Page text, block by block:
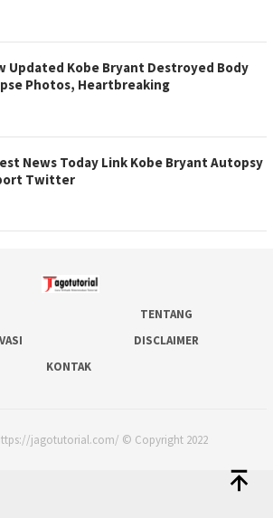
Updated Kobe Bryant Destroyed Body
Photos, Heartbreaking
News Today Link Kobe Bryant Autopsy
Twitter
TENTANG
DISCLAIMER
KONTAK
jagotutorial.com/ © Copyright 2022